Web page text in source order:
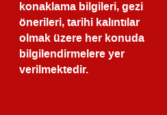
konaklama bilgileri, gezi
önerileri, tarihi kalıntılar
olmak üzere her konuda
bilgilendirmelere yer
verilmektedir.